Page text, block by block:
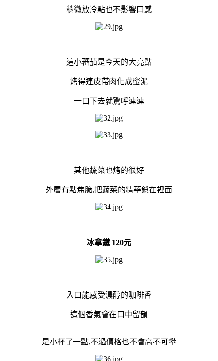
稍微放冷點也不影響口感
這小蕃茄是今天的大亮點
烤得連皮帶肉化成蜜泥
一口下去就驚呼連連
其他蔬菜也烤的很好
外層有點焦脆,把蔬菜的精華鎖在裡面
冰拿鐵 120元
入口能感受濃醇的咖啡香
這個香氣會在口中留韻
是小杯了一點,不過價格也不會高不可攀